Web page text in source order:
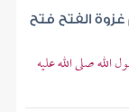
الفتح فتح
صلى الله عليه